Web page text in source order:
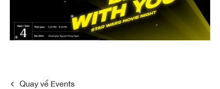
Về Dreamplex
Dreamplex
Quay về Events